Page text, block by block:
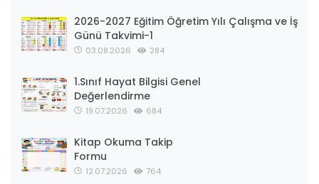
2026-2027 Eğitim Öğretim Yılı Çalışma ve İş
Günü Takvimi-1
03.08.2026 284
1.Sınıf Hayat Bilgisi Genel
Değerlendirme
19.07.2026 684
Kitap Okuma Takip
Formu
12.07.2026 764